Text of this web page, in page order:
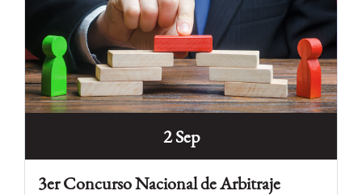
2 Sep
3er Concurso Nacional de Arbitraje